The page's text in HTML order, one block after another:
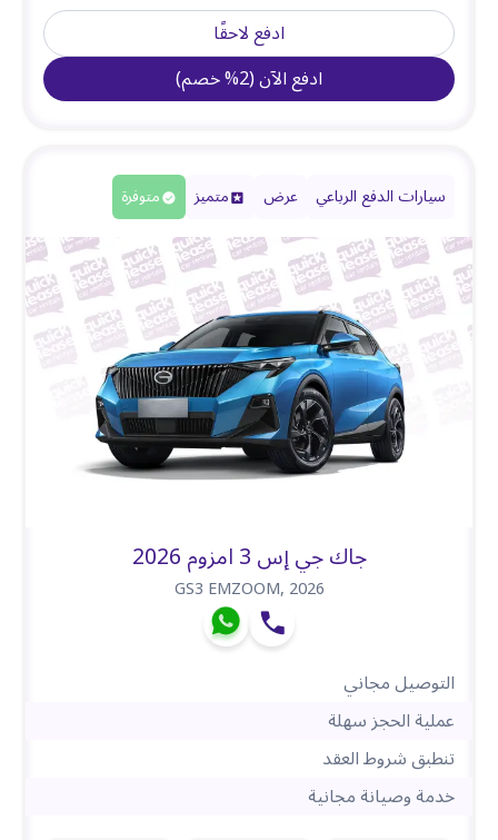
ادفع لاحقًا
ادفع الآن(
2
%خصم)
سيارات الدفع الرباعي عرض متميز متوفرة
جاك جي إس 3 امزوم 2026
GS3 EMZOOM,2026
التوصيل مجاني
عملية الحجز سهلة
تنطبق شروط العقد
خدمة وصيانة مجانية